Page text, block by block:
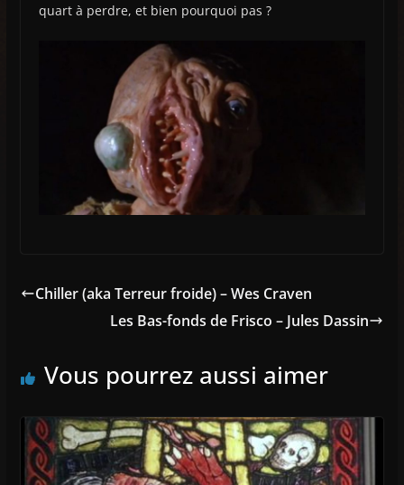
quart à perdre, et bien pourquoi pas ?
Chiller (aka Terreur froide) – Wes Craven
Les Bas-fonds de Frisco – Jules Dassin
Vous pourrez aussi aimer